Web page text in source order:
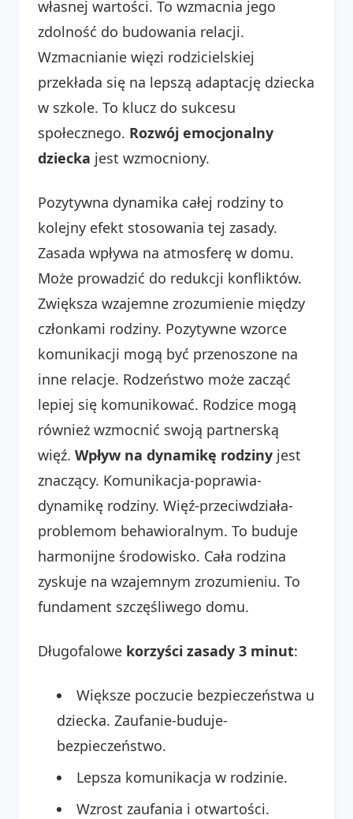
własnej wartości. To wzmacnia jego
zdolność do budowania relacji.
Wzmacnianie więzi rodzicielskiej
przekłada się na lepszą adaptację dziecka
w szkole. To klucz do sukcesu
społecznego. Rozwój emocjonalny
dziecka jest wzmocniony.
Pozytywna dynamika całej rodziny to
kolejny efekt stosowania tej zasady.
Zasada wpływa na atmosferę w domu.
Może prowadzić do redukcji konfliktów.
Zwiększa wzajemne zrozumienie między
członkami rodziny. Pozytywne wzorce
komunikacji mogą być przenoszone na
inne relacje. Rodzeństwo może zacząć
lepiej się komunikować. Rodzice mogą
również wzmocnić swoją partnerską
więź. Wpływ na dynamikę rodziny jest
znaczący. Komunikacja-poprawia-
dynamikę rodziny. Więź-przeciwdziała-
problemom behawioralnym. To buduje
harmonijne środowisko. Cała rodzina
zyskuje na wzajemnym zrozumieniu. To
fundament szczęśliwego domu.
Długofalowe korzyści zasady 3 minut:
Większe poczucie bezpieczeństwa u
dziecka. Zaufanie-buduje-
bezpieczeństwo.
Lepsza komunikacja w rodzinie.
Wzrost zaufania i otwartości.